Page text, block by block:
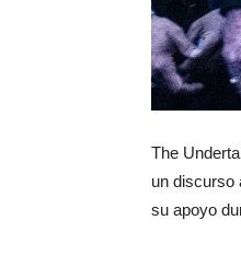
The
un discurso
su apoyo